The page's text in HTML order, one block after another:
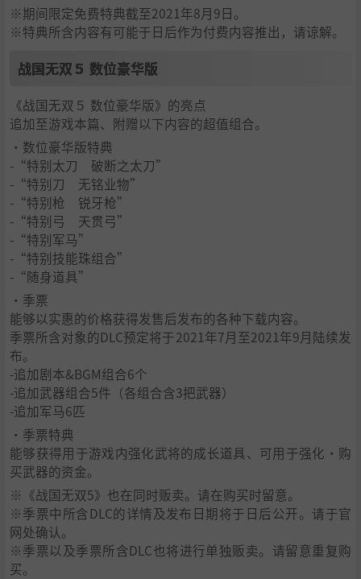
※期间限定免费特典截至2021年8月9日。
※特典所含内容有可能于日后作为付费内容推出，请谅解。
战国无双５ 数位豪华版
《战国无双５ 数位豪华版》的亮点
追加至游戏本篇、附赠以下内容的超值组合。
・数位豪华版特典
-“特别太刀 破断之太刀”
-“特别刀 无铭业物”
-“特别枪 锐牙枪”
-“特别弓 天贯弓”
-“特别军马”
-“特别技能珠组合”
-“随身道具”
・季票
能够以实惠的价格获得发售后发布的各种下载内容。
季票所含对象的DLC预定将于2021年7月至2021年9月陆续发
布。
-追加剧本&BGM组合6个
-追加武器组合5件（各组合含3把武器）
-追加军马6匹
・季票特典
能够获得用于游戏内强化武将的成长道具、可用于强化·购
买武器的资金。
※《战国无双5》也在同时贩卖。请在购买时留意。
※季票中所含DLC的详情及发布日期将于日后公开。请于官
网处确认。
※季票以及季票所含DLC也将进行单独贩卖。请留意重复购
买。